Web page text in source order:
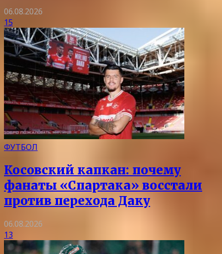
06.08.2026
15
ФУТБОЛ
Косовский капкан: почему
фанаты «Спартака» восстали
против перехода Даку
06.08.2026
13